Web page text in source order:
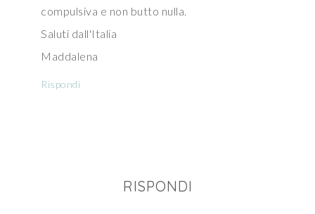
compulsiva e non butto nulla.
Saluti dall'Italia
Maddalena
Rispondi
RISPONDI